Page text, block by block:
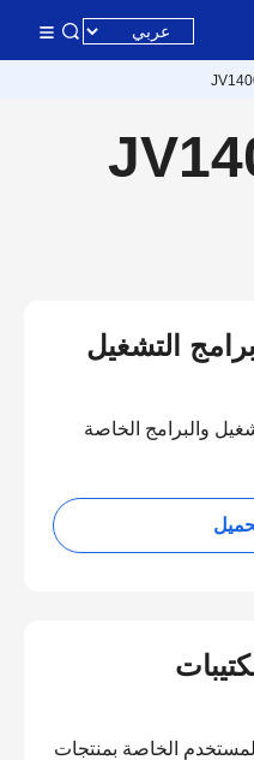
التشغيل
والبرامج الخاصة
الخاصة بمنتجات